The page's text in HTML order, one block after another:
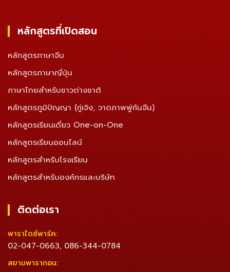
หลักสูตรที่เปิดสอน
หลักสูตรภาษาจีน
หลักสูตรภาษาญี่ปุ่น
ภาษาไทยสำหรับชาวต่างชาติ
หลักสูตรภูมิปัญญา (กู่เจิง, วาดภาพพู่กันจีน)
หลักสูตรเรียนเดี่ยว One-on-One
หลักสูตรเรียนออนไลน์
หลักสูตรสำหรับโรงเรียน
หลักสูตรสำหรับองค์กรและบริษัท
ติดต่อเรา
พาราไดซ์พาร์ค:
02-047-0663, 086-344-0784
สยามพารากอน: